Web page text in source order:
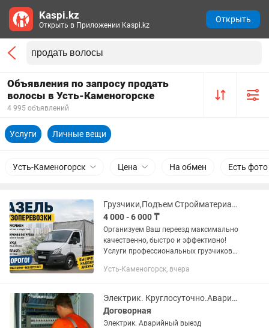
Объявления по запросу продать
волосы в Усть-Каменогорске
4 995 объявлений
Услуги Личные вещи
Усть-Каменогорск Цена На обмен Есть фото
Грузчики,Подъем Стройматериалов,Вывоз строй-мусора, Газель с грузчиками
4 000 - 6 000 ₸
Организуем Ваш переезд максимально
качественно, быстро и эффективно!
Услуги профессиональных грузчиков
4000 в час Газель по городу От 6000 в
Усть-Каменогорск, вчера
Электрик. Круглосуточно.Аварийный выезд 24/7
Договорная
Электрик. Аварийный выезд
Kaspi.kz
Открыть в Приложении Kaspi.kz
Открыть